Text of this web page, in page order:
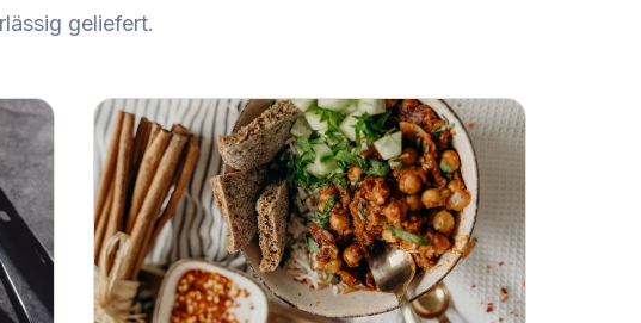
geliefert.